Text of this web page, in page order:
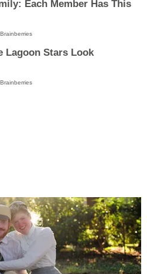
Each Member Has This
Brainberries
Lagoon Stars Look
Brainberries